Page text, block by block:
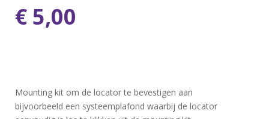
€ 5,00
Mounting kit om de locatorte bevestigen aan
bijvoorbeeld een systeemplafond waarbij de locator